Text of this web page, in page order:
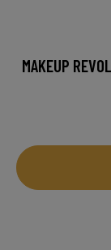
MAKEUP